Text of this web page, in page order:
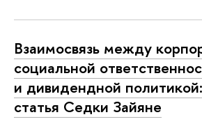
Взаимосвязь между
социальной
и дивидендной
статья Седки Зайяне